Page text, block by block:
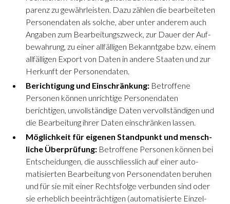
parenz zu gewähr­leisten. Dazu zählen die bearbeiteten
Personen­daten als solche, aber unter anderem auch
Angaben zum Bearbeitungs­zweck, zur Dauer der Auf­
bewahrung, zu einer all­fälligen Bekannt­gabe bzw. einem
all­fälligen Export von Daten in andere Staaten und zur
Herkunft der Personen­daten.
Berichtigung und Einschränkung: Betroffene
Personen können unrichtige Personen­daten
berichtigen, unvoll­ständige Daten vervoll­ständigen und
die Bear­beitung ihrer Daten ein­schränken lassen.
Möglichkeit für eigenen Stand­punkt und mensch­
liche Überprüfung: Betroffene Personen können bei
Entscheidungen, die ausschliess­lich auf einer auto­
matisierten Bearbeitung von Personen­daten beruhen
und für sie mit einer Rechts­folge verbunden sind oder
sie erheblich beein­trächtigen (auto­matisierte Einzel­